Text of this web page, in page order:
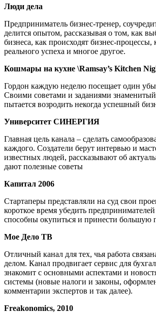
Люди дела
Предприниматель бизнес-тренер,
делится опытом, рассказывая о том, как
бизнеса, как происходят бизнес-процессы,
реального успеха и многое другое.
Кошмары на кухне \Ramsay’s Kitchen
Гордон каждую неделю посещает один
Своими советами и заданиями
пытается возродить некогда успешный
Университет СИНЕРГИЯ
Главная цель канала – сделать
каждого. Создатели берут интервью и
известных людей, рассказывают об
дают полезные советы
Капитал 2006
Стартаперы представляли на суд свои
короткое время убедить
способны окупиться и принести большую
Мое Дело ТВ
Отличный канал для тех, чья работа
делом. Канал продвигает сервис для
знакомит с основными аспектами и
системы (новые налоги и законы,
комментарии экспертов и так далее).
Freakonomics, 2010